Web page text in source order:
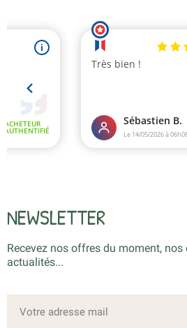
NEWSLETTER
Recevez nos offres du moment, nos
actualités...